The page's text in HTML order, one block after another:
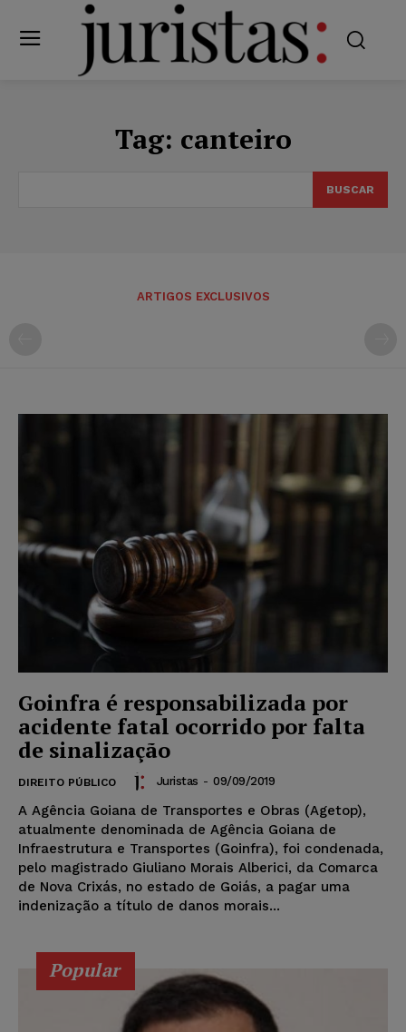
Tag: canteiro
BUSCAR
ARTIGOS EXCLUSIVOS
Goinfra é responsabilizada por
acidente fatal ocorrido por falta
de sinalização
DIREITO PÚBLICO Juristas - 09/09/2019
A Agência Goiana de Transportes e Obras (Agetop),
atualmente denominada de Agência Goiana de
Infraestrutura e Transportes (Goinfra), foi condenada,
pelo magistrado Giuliano Morais Alberici, da Comarca
de Nova Crixás, no estado de Goiás, a pagar uma
indenização a título de danos morais...
Popular